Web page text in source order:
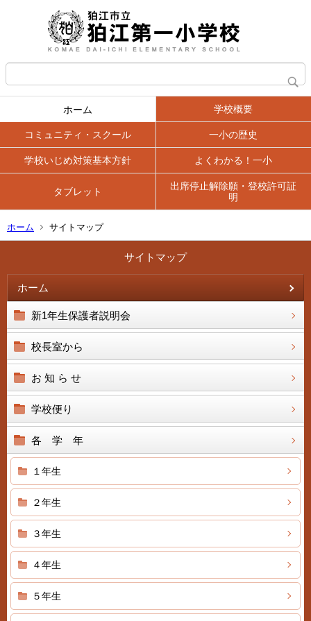
ホーム 学校概要
コミュニティ・スクール 一小の歴史
学校いじめ対策基本方針 よくわかる！一小
タブレット
出席停止解除願・登校許可証
明
ホーム サイトマップ
サイトマップ
ホーム
新1年生保護者説明会
校長室から
お 知 ら せ
学校便り
各 学 年
１年生
２年生
３年生
４年生
５年生